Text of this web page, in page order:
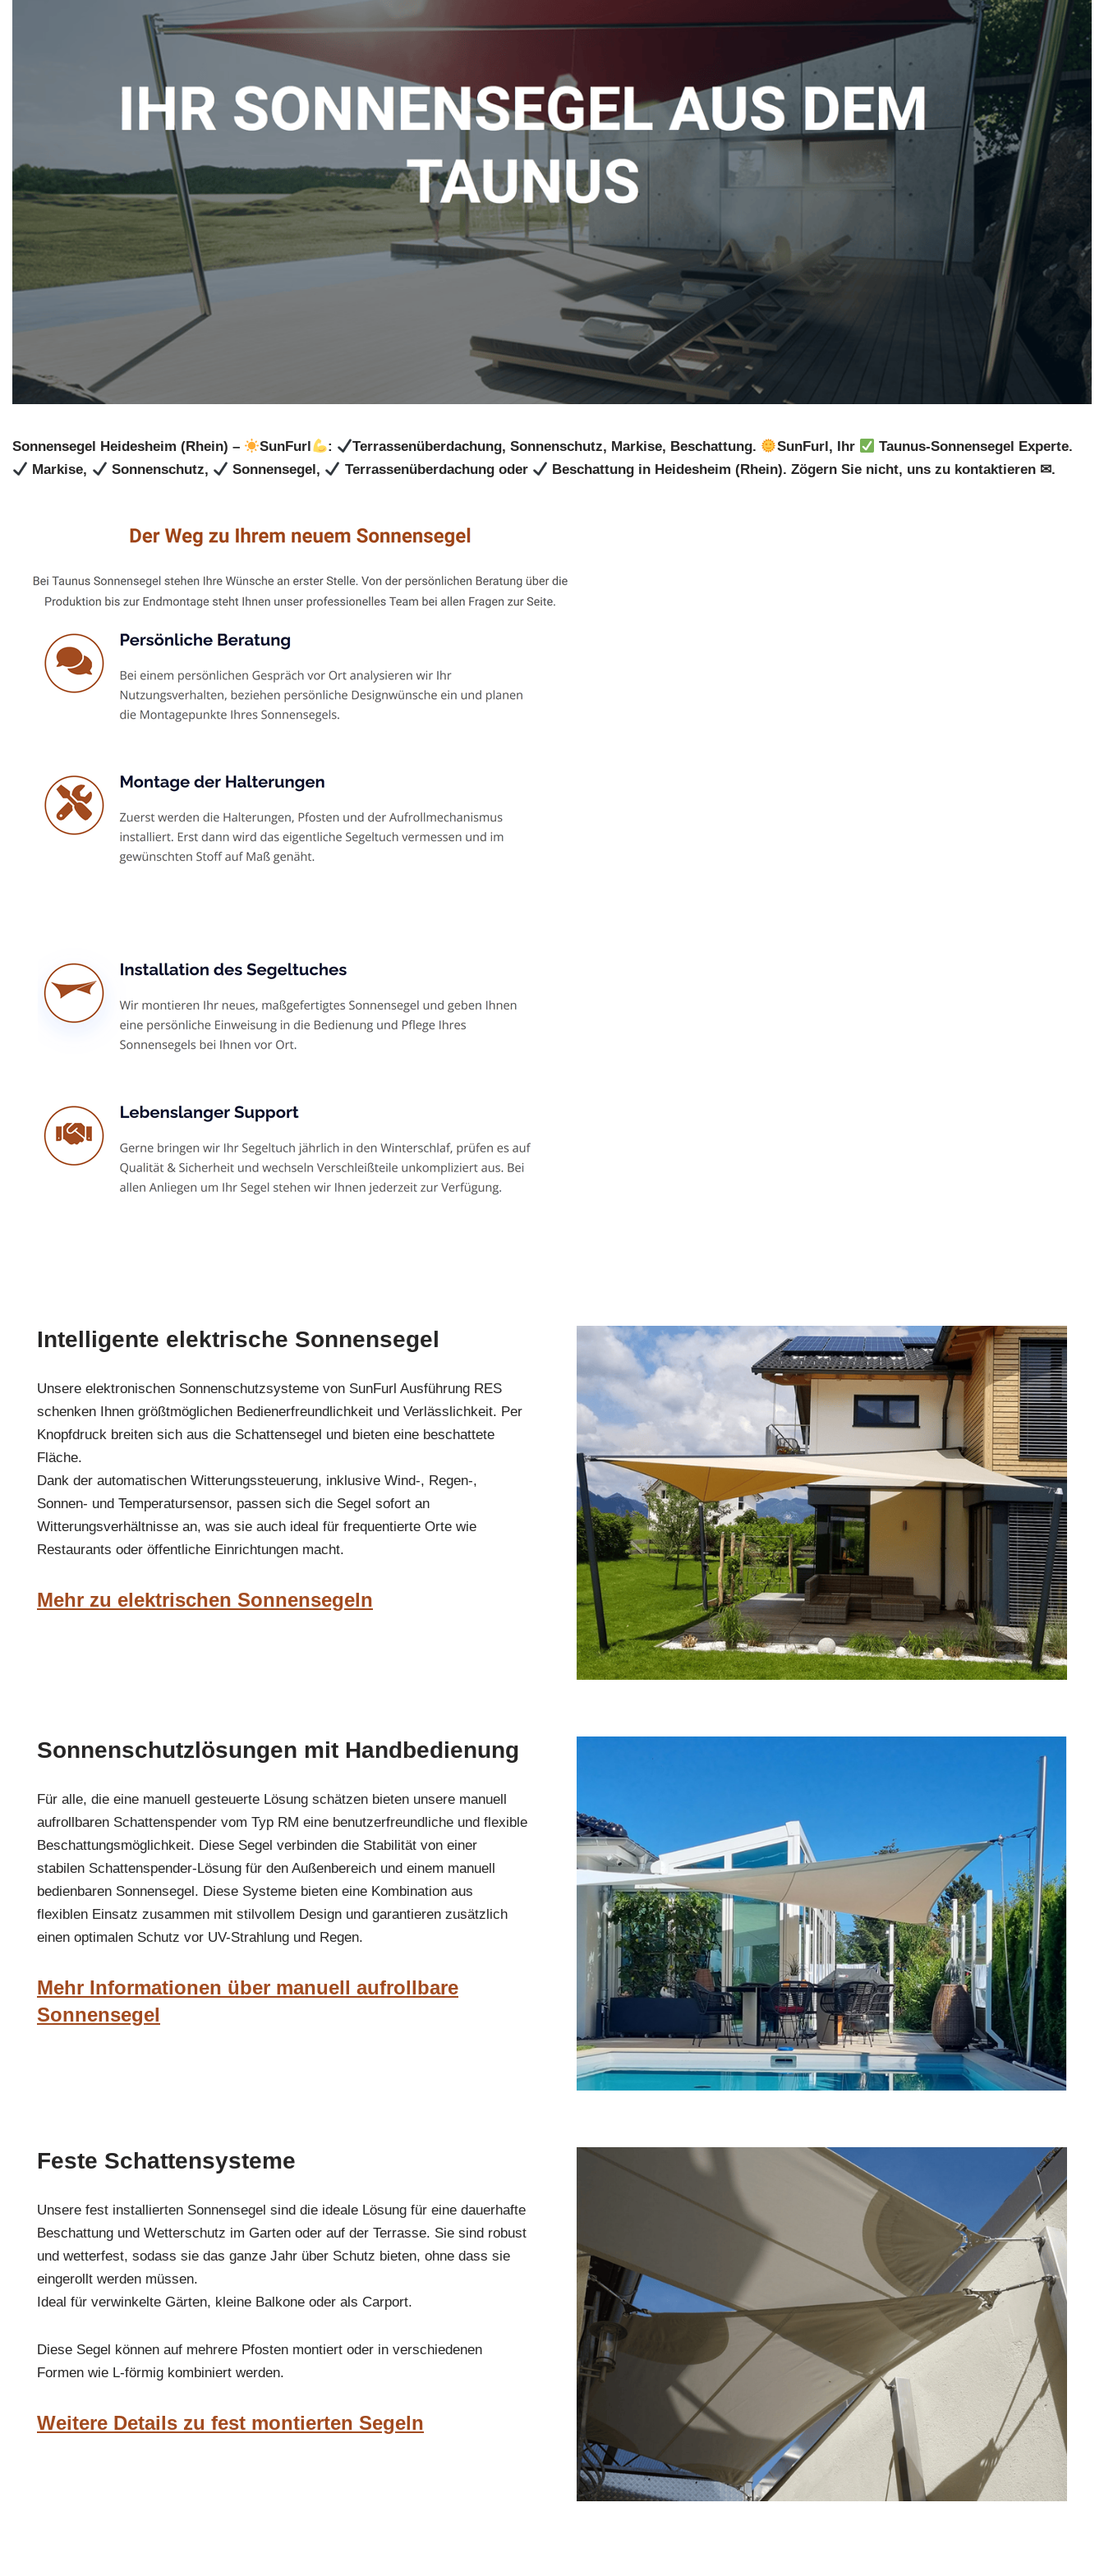
Sonnensegel Heidesheim (Rhein) – SunFurl : Terrassenüberdachung, Sonnenschutz, Markise, Beschattung. SunFurl, Ihr
Taunus-Sonnensegel Experte.
Markise,
Sonnenschutz, Sonnensegel, Terrassenüberdachung oder Beschattung in Heidesheim (Rhein). Zögern Sie nicht, uns zu kontaktieren ✉.
Intelligente elektrische Sonnensegel
Unsere elektronischen Sonnenschutzsysteme von SunFurl Ausführung RES
schenken Ihnen größtmöglichen Bedienerfreundlichkeit und Verlässlichkeit. Per
Knopfdruck breiten sich aus die Schattensegel und bieten eine beschattete
Fläche.
Dank der automatischen Witterungssteuerung, inklusive Wind-, Regen-,
Sonnen- und Temperatursensor, passen sich die Segel sofort an
Witterungsverhältnisse an, was sie auch ideal für frequentierte Orte wie
Restaurants oder öffentliche Einrichtungen macht.
Mehr zu elektrischen Sonnensegeln
Sonnenschutzlösungen mit Handbedienung
Für alle, die eine manuell gesteuerte Lösung schätzen bieten unsere manuell
aufrollbaren Schattenspender vom Typ RM eine benutzerfreundliche und flexible
Beschattungsmöglichkeit. Diese Segel verbinden die Stabilität von einer
stabilen Schattenspender-Lösung für den Außenbereich und einem manuell
bedienbaren Sonnensegel. Diese Systeme bieten eine Kombination aus
flexiblen Einsatz zusammen mit stilvollem Design und garantieren zusätzlich
einen optimalen Schutz vor UV-Strahlung und Regen.
Mehr Informationen über manuell aufrollbare
Sonnensegel
Feste Schattensysteme
Unsere fest installierten Sonnensegel sind die ideale Lösung für eine dauerhafte
Beschattung und Wetterschutz im Garten oder auf der Terrasse. Sie sind robust
und wetterfest, sodass sie das ganze Jahr über Schutz bieten, ohne dass sie
eingerollt werden müssen.
Ideal für verwinkelte Gärten, kleine Balkone oder als Carport.
Diese Segel können auf mehrere Pfosten montiert oder in verschiedenen
Formen wie L-förmig kombiniert werden.
Weitere Details zu fest montierten Segeln